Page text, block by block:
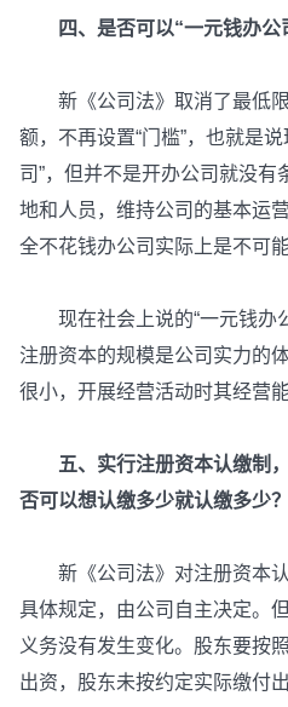
四、是否可以“一元钱办公
新《公司法》取消了最低限
额，不再设置“门槛”，也就是
司”，但并不是开办公司就没有
地和人员，维持公司的基本运
全不花钱办公司实际上是不可能
现在社会上说的“一元钱办公
注册资本的规模是公司实力的
很小，开展经营活动时其经营
五、实行注册资本认缴制
否可以想认缴多少就认缴多少？
新《公司法》对注册资本认
具体规定，由公司自主决定。
义务没有发生变化。股东要按
出资，股东未按约定实际缴付